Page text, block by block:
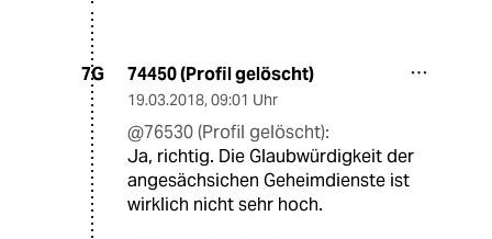
7G 74450 (Profil gelöscht)
19.03.2018, 09:01 Uhr
@76530 (Profil gelöscht):
Ja, richtig. Die Glaubwürdigkeit der
angesächsichen Geheimdienste ist
wirklich nicht sehr hoch.